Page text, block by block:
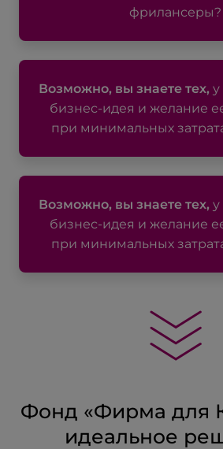
фрилансеры?
Возможно, вы знаете тех, у
бизнес-идея и желание
при минимальных
Возможно, вы знаете тех, у
бизнес-идея и желание
при минимальных
Фонд «Фирма для
идеальное